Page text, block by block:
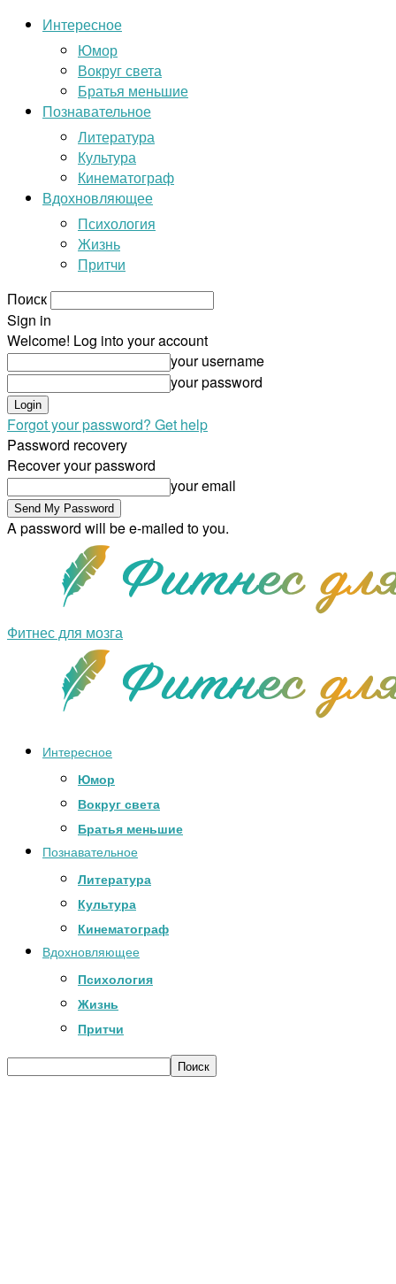
Интересное
Юмор
Вокруг света
Братья меньшие
Познавательное
Литература
Культура
Кинематограф
Вдохновляющее
Психология
Жизнь
Притчи
Поиск
Sign in
Welcome! Log into your account
your username
your password
Forgot your password? Get help
Password recovery
Recover your password
your email
A password will be e-mailed to you.
Фитнес для мозга
Интересное
Юмор
Вокруг света
Братья меньшие
Познавательное
Литература
Культура
Кинематограф
Вдохновляющее
Психология
Жизнь
Притчи